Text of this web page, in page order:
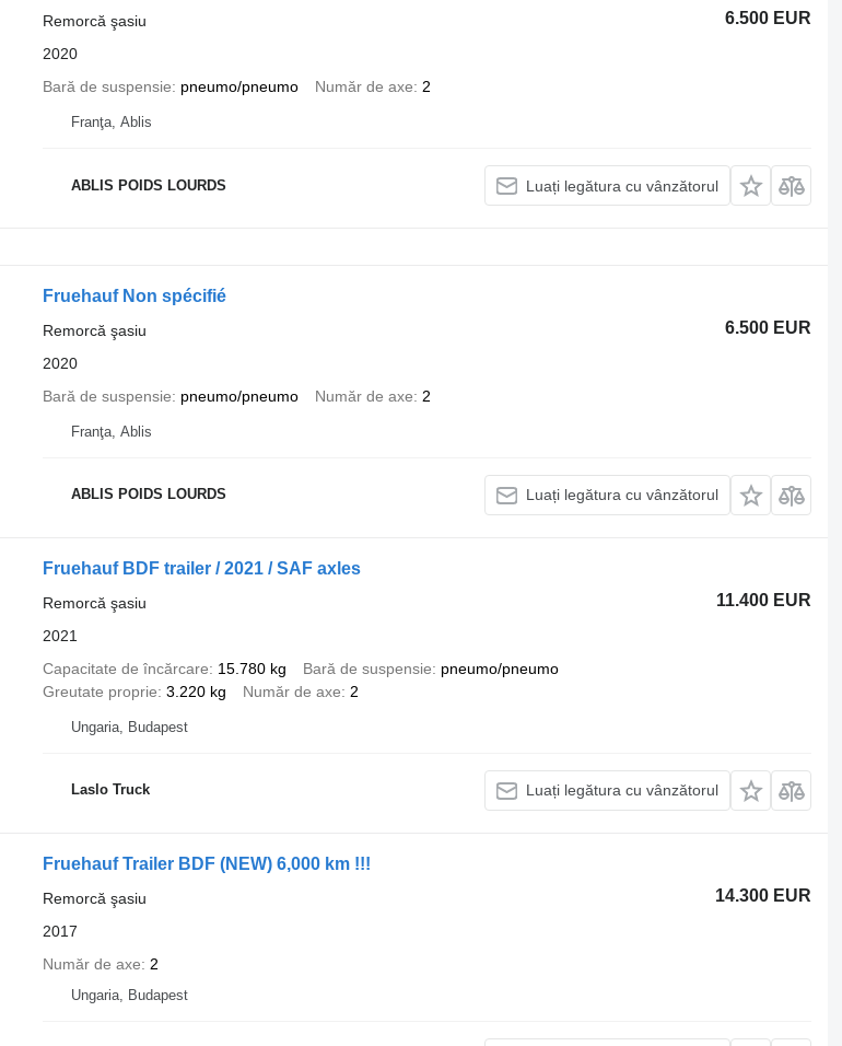
6.500 EUR
Remorcă şasiu
2020
Bară de suspensie
pneumo/pneumo Număr de axe 2
Franţa, Ablis
ABLIS POIDS LOURDS Luați legătura cu vânzătorul
Fruehauf Non spécifié
6.500 EUR
Remorcă şasiu
2020
Bară de suspensie
pneumo/pneumo Număr de axe 2
Franţa, Ablis
ABLIS POIDS LOURDS Luați legătura cu vânzătorul
Fruehauf BDF trailer / 2021 / SAF axles
11.400 EUR
Remorcă şasiu
2021
Capacitate de încărcare
15.780 kg Bară de suspensie
pneumo/pneumo
Greutate proprie 3.220 kg Număr de axe 2
Ungaria, Budapest
Laslo Truck Luați legătura cu vânzătorul
Fruehauf Trailer BDF (NEW) 6,000 km !!!
14.300 EUR
Remorcă şasiu
2017
Număr de axe
2
Ungaria, Budapest